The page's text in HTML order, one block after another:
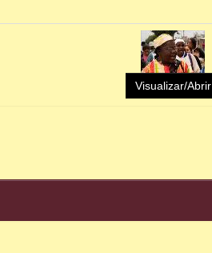
Visualizar/Abrir